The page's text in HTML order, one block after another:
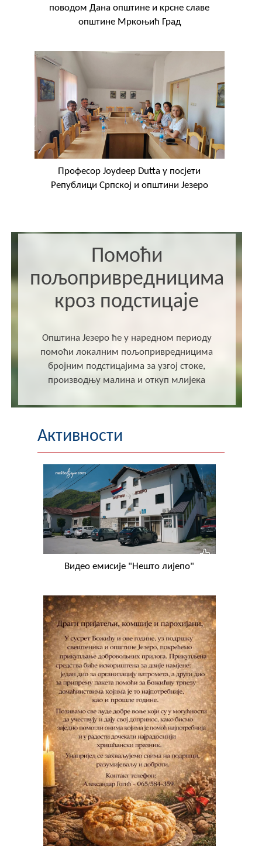
поводом Дана општине и крсне славе
општине Мркоњић Град
Професор Joydeep Dutta у посјети
Републици Српској и општини Језеро
Помоћи
пољопривредницима
кроз подстицаје
Општина Језеро ће у наредном периоду
помоћи локалним пољопривредницима
бројним подстицајима за узгој стоке,
производњу малина и откуп млијека
Активности
Видео емисије "Нешто лијепо"